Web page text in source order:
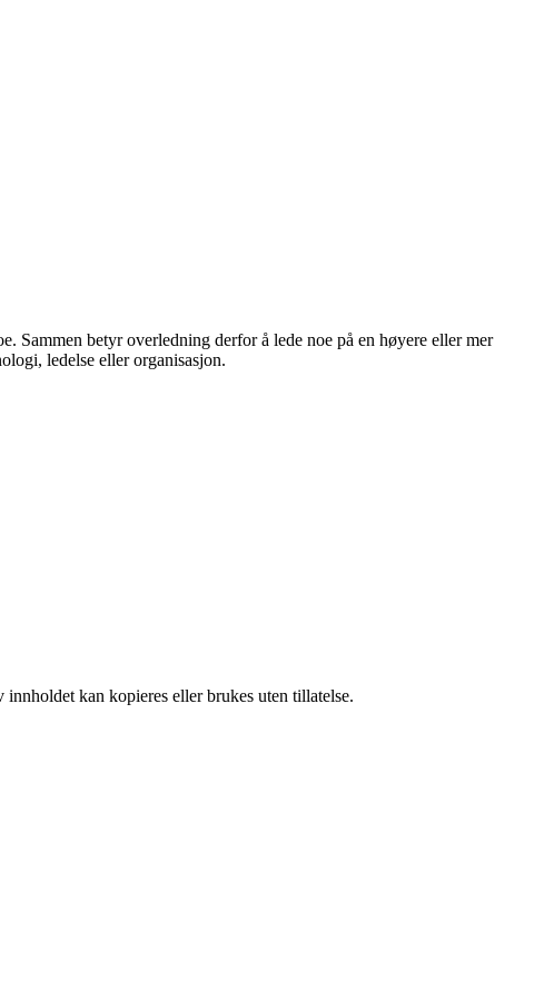
Sammen betyr overledning derfor å lede noe på en høyere eller mer
ledelse eller organisasjon.
kan kopieres eller brukes uten tillatelse.